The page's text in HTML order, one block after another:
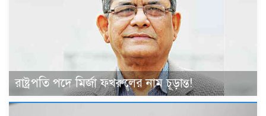
রাষ্ট্রপতি পদে মির্জা ফখরুলের নাম চূড়ান্ত!